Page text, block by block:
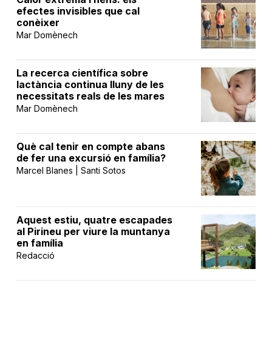
efectes invisibles que cal
conèixer
Mar Domènech
La recerca científica sobre
lactància continua lluny de les
necessitats reals de les mares
Mar Domènech
Què cal tenir en compte abans
de fer una excursió en família?
Marcel Blanes | Santi Sotos
Aquest estiu, quatre escapades
al Pirineu per viure la muntanya
en família
Redacció